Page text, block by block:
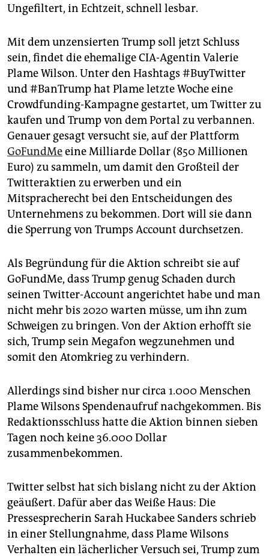
verlag
shop
fragen & hilfe
unterstützen
abo
genossenschaft
epaper login
Ungefiltert, in Echtzeit, schnell lesbar.
Mit dem unzensierten Trump soll jetzt Schluss
sein, findet die ehemalige CIA-Agentin Valerie
Plame Wilson. Unter den Hashtags #BuyTwitter
und #BanTrump hat Plame letzte Woche eine
Crowdfunding-Kampagne gestartet, um Twitter zu
kaufen und Trump von dem Portal zu verbannen.
Genauer gesagt versucht sie, auf der Plattform
GoFundMeeine Milliarde Dollar (850 Millionen
Euro) zu sammeln, um damit den Großteil der
Twitteraktien zu erwerben und ein
Mitspracherecht bei den Entscheidungen des
Unternehmens zu bekommen. Dort will sie dann
die Sperrung von Trumps Account durchsetzen.
Als Begründung für die Aktion schreibt sie auf
GoFundMe, dass Trump genug Schaden durch
seinen Twitter-Account angerichtet habe und man
nicht mehr bis 2020 warten müsse, um ihn zum
Schweigen zu bringen. Von der Aktion erhofft sie
sich, Trump sein Megafon wegzunehmen und
somit den Atomkrieg zu verhindern.
Allerdings sind bisher nur circa 1.000 Menschen
Plame Wilsons Spendenaufruf nachgekommen. Bis
Redaktionsschluss hatte die Aktion binnen sieben
Tagen noch keine 36.000 Dollar
zusammenbekommen.
Twitter selbst hat sich bislang nicht zu der Aktion
geäußert. Dafür aber das Weiße Haus: Die
Pressesprecherin Sarah Huckabee Sanders schrieb
in einer Stellungnahme, dass Plame Wilsons
Verhalten ein lächerlicher Versuch sei, Trump zum